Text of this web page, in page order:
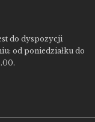
do dyspozycji
od poniedziałku do